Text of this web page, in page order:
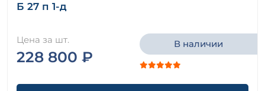
Б 27 п 1-д
Цена за шт.
228 800 ₽
В наличии